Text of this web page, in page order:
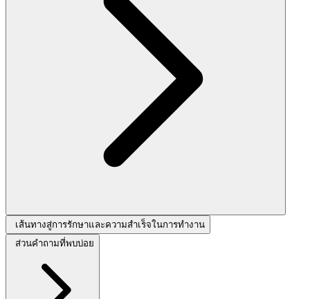
เส้นทางสู่การรักษาและความสำเร็จในการทำงาน
ส่วนคำถามที่พบบ่อย